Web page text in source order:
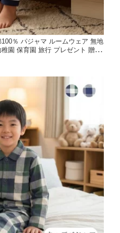
％ パジャマ ルームウェア 無地
園 保育園 旅行 プレゼント 贈り